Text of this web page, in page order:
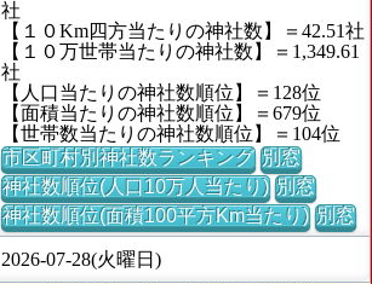
社
【１０Km四方当たりの神社数】＝42.51社
【１０万世帯当たりの神社数】＝1,349.61
社
【人口当たりの神社数順位】＝128位
【面積当たりの神社数順位】＝679位
【世帯数当たりの神社数順位】＝104位
市区町村別神社数ランキング 別窓
神社数順位(人口10万人当たり) 別窓
神社数順位(面積100平方Km当たり) 別窓
2026-07-28(火曜日)